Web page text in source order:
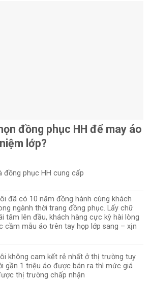
đồng phục HH để may áo
lớp?
đồng phục HH cung cấp
đã có 10 năm đồng hành cùng khách
ngành thời trang đồng phục. Lấy chữ
tâm lên đầu, khách hàng cực kỳ hài lòng
cầm mẫu áo trên tay họp lớp sang – xịn
không cam kết rẻ nhất ở thị trường tuy
gần 1 triệu áo được bán ra thì mức giá
thị trường chấp nhận